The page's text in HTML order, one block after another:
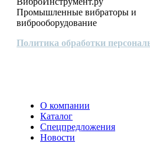
Промышленные вибраторы и
виброоборудование
Политика обработки
О компании
Каталог
Спецпредложения
Новости